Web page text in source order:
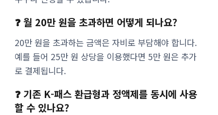
❓ 월 20만 원을 초과하면 어떻게 되나요?
20만 원을 초과하는 금액은 자비로 부담해야 합니다.
예를 들어 25만 원 상당을 이용했다면 5만 원은 추가
로 결제됩니다.
❓ 기존 K-패스 환급형과 정액제를 동시에 사용
할 수 있나요?